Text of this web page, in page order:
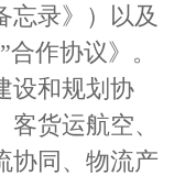
忘录》）以及
合作协议》。
设和规划协
货运航空、
协同、物流产